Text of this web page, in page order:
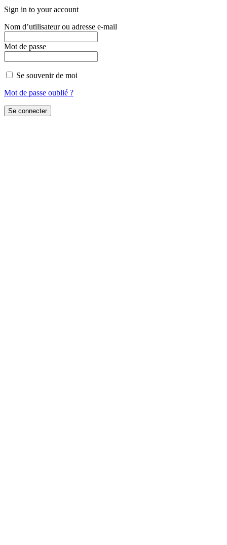
Sign in to your account
Nom d’utilisateur ou adresse e-mail
Mot de passe
Se souvenir de moi
Mot de passe oublié ?